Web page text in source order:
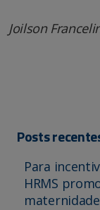
Joilson
Posts
Para
HRMS
maternidade